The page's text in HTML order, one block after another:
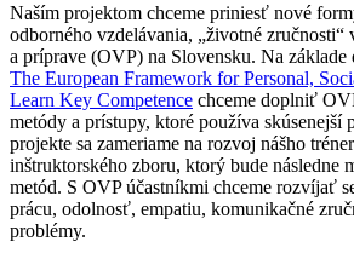
Naším projektom chceme priniesť nové
odborného vzdelávania, „životné
a príprave (OVP) na Slovensku. Na základe
The European Framework for Personal,
Learn Key Competence chceme doplniť
metódy a prístupy, ktoré používa skúsenejší
projekte sa zameriame na rozvoj nášho
inštruktorského zboru, ktorý bude následne
metód. S OVP účastníkmi chceme rozvíjať
prácu, odolnosť, empatiu, komunikačné
problémy.